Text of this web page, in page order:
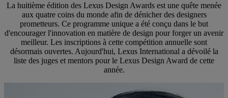
La huitième édition des Lexus Design Awards est une quête menée
aux quatre coins du monde afin de dénicher des designers
prometteurs. Ce programme unique a été conçu dans le but
d'encourager l'innovation en matière de design pour forger un avenir
meilleur. Les inscriptions à cette compétition annuelle sont
désormais ouvertes. Aujourd'hui, Lexus International a dévoilé la
liste des juges et mentors pour le Lexus Design Award de cette
année.